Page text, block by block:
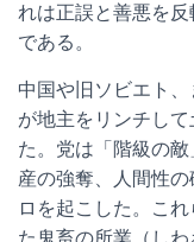
れは正誤と善悪を
である。
中国や旧ソビエト
が地主をリンチし
た。党は「階級の
産の強奪、人間性
ロを起こした。こ